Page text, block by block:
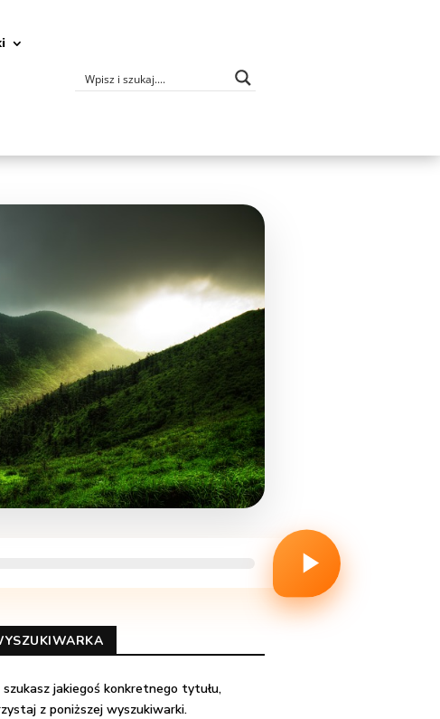
szukasz jakiegoś konkretnego tytułu,
z poniższej wyszukiwarki.